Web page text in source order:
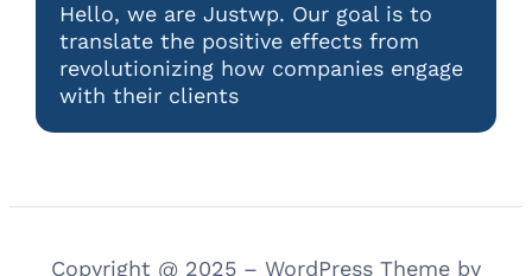
Hello, we are Justwp. Our goal is to
translate the positive effects from
revolutionizing how companies engage
with their clients
Copyright @ 2025 – WordPress Theme by